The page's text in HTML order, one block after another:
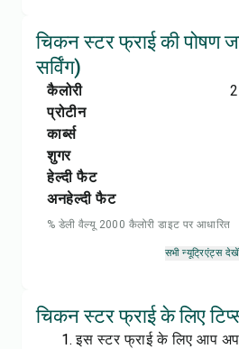
चिकन स्टर फ्राई की पोषण
सर्विंग)
कैलोरी
प्रोटीन
कार्ब्स
शुगर
हेल्दी फैट
अनहेल्दी फैट
% डेली वैल्यू 2000 कैलोरी डाइट पर आधारित
सभी न्यूट्रिएंट्स देखें
चिकन स्टर फ्राई के लिए
इस स्टर फ्राई के लिए आप